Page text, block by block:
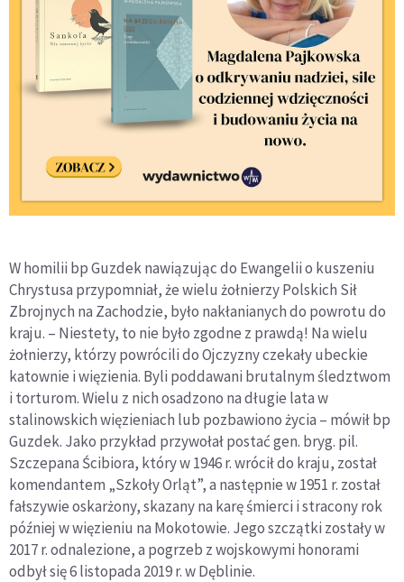
W homilii bp Guzdek nawiązując do Ewangelii o kuszeniu
Chrystusa przypomniał, że wielu żołnierzy Polskich Sił
Zbrojnych na Zachodzie, było nakłanianych do powrotu do
kraju. – Niestety, to nie było zgodne z prawdą! Na wielu
żołnierzy, którzy powrócili do Ojczyzny czekały ubeckie
katownie i więzienia. Byli poddawani brutalnym śledztwom
i torturom. Wielu z nich osadzono na długie lata w
stalinowskich więzieniach lub pozbawiono życia – mówił bp
Guzdek. Jako przykład przywołał postać gen. bryg. pil.
Szczepana Ścibiora, który w 1946 r. wrócił do kraju, został
komendantem „Szkoły Orląt”, a następnie w 1951 r. został
fałszywie oskarżony, skazany na karę śmierci i stracony rok
później w więzieniu na Mokotowie. Jego szczątki zostały w
2017 r. odnalezione, a pogrzeb z wojskowymi honorami
odbył się 6 listopada 2019 r. w Dęblinie.